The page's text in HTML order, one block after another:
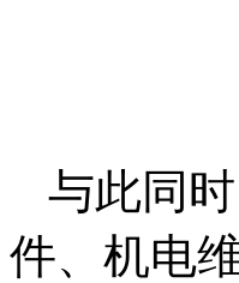
与此同
件、机电